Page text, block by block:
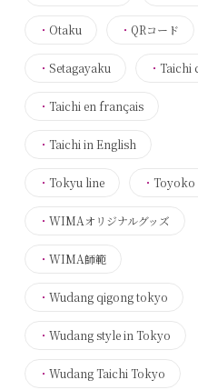
・ Otaku ・ QRコード
・ Setagayaku ・ Taichi
・ Taichi en français
・ Taichi in English
・ Tokyu line ・ Toyoko
・ WIMAオリジナルグッズ
・ WIMA師範
・ Wudang qigong tokyo
・ Wudang style in Tokyo
・ Wudang Taichi Tokyo